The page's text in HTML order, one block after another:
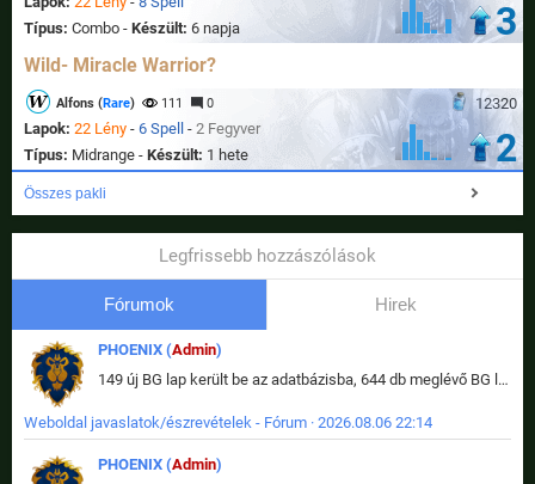
Típus: Combo - Készült: 6 napja 3
Wild- Miracle Warrior?
12320
Alfons (Rare) 111 0
Lapok: 22 Lény - 6 Spell - 2 Fegyver
Típus: Midrange - Készült: 1 hete 2
Összes pakli
Legfrissebb hozzászólások
Fórumok Hirek
PHOENIX (Admin)
149 új BG lap került be az adatbázisba, 644 db meglévő BG lap módosult, bekerültek az új képek a megváltozott lapokhoz is.
Weboldal javaslatok/észrevételek - Fórum · 2026.08.06 22:14
PHOENIX (Admin)